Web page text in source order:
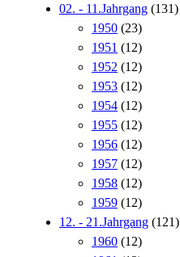
02. - 11.Jahrgang (131)
1950 (23)
1951 (12)
1952 (12)
1953 (12)
1954 (12)
1955 (12)
1956 (12)
1957 (12)
1958 (12)
1959 (12)
12. - 21.Jahrgang (121)
1960 (12)